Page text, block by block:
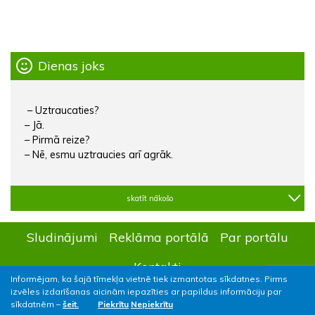
Informējam, ka šajā tīmekļa vietnē tiek izmantotas sīkdatnes. Pirms
izvēles izdarīšanas aicinām iepazīties ar papildus informāciju par
sīkdatnēm – šeit. Piekrītu Nepiekrītu
Dienas joks
– Uztraucaties?
– Jā.
– Pirmā reize?
– Nē, esmu uztraucies arī agrāk.
skatīt nākošo
Sludinājumi Reklāma portālā
Par portālu
Kontakti